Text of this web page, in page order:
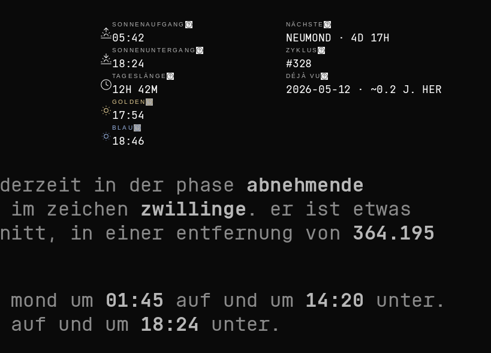
SONNENAUFGANG
05:42
SONNENUNTERGANG
18:24
TAGESLÄNGE
12H 42M
GOLDEN
17:54
BLAU
18:46
NÄCHSTE
NEUMOND · 4D 17H
ZYKLUS
#328
DÉJÀ VU
2026-05-12 · ~0.2 J. HER
in der phase abnehmende
zeichen zwillinge . er ist etwas
, in einer entfernung von 364.195
um 01:45 auf und um 14:20 unter.
auf und um 18:24 unter.